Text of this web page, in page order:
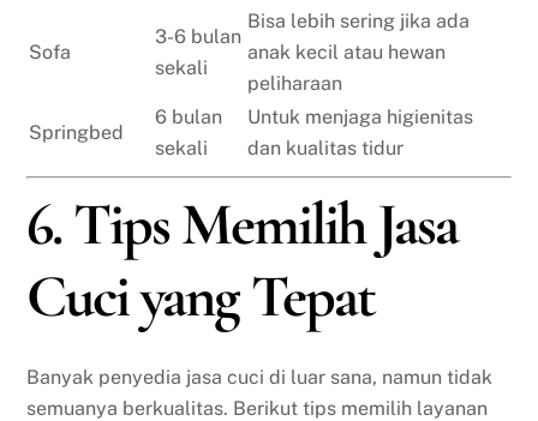
Sofa
3-6 bulan
sekali
Bisa lebih sering jika ada
anak kecil atau hewan
peliharaan
Springbed
6 bulan
sekali
Untuk menjaga higienitas
dan kualitas tidur
6. Tips Memilih Jasa
Cuci yang Tepat
Banyak penyedia jasa cuci di luar sana, namun tidak
semuanya berkualitas. Berikut tips memilih layanan